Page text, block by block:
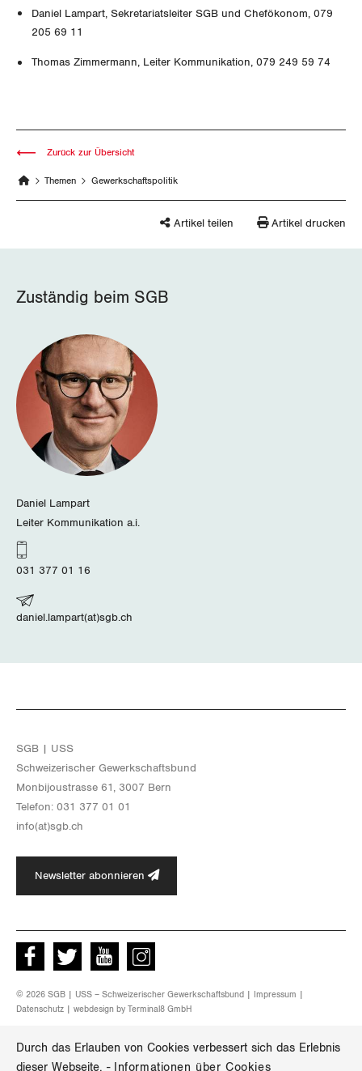
Durch das Erlauben von Cookies verbessert sich das Erlebnis
dieser Webseite. - Informationen über Cookies
Genf
Glarus
Luzern
Obwalden
Schwyz
St. Gallen-Appenzell
Solothurn
Thurgau
Zürich
Daniel Lampart, Sekretariatsleiter SGB und Chefökonom, 079
205 69 11
Thomas Zimmermann, Leiter Kommunikation, 079 249 59 74
Themen Gewerkschaftspolitik
Zurück zur Übersicht
Artikel teilen Artikel drucken
Zuständig beim SGB
Daniel Lampart
Leiter Kommunikation a.i.
031 377 01 16
daniel.lampart(at)sgb.ch
SGB | USS
Schwei­ze­ri­scher Ge­werk­schafts­bund
Mon­bi­joustras­se 61, 3007 Bern
Te­le­fon: 031 377 01 01
info(at)​sgb.​ch
Newsletter abonnieren
Facebook Twitter Youtube instagram
© 2026 SGB | USS – Schweizerischer Gewerkschaftsbund | Impressum
Datenschutz | webdesign by Terminal8 GmbH